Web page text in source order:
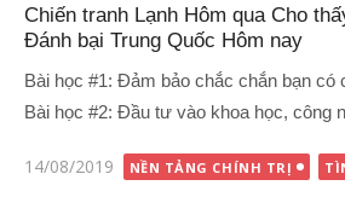
Chiến tranh Lạnh Hôm qua Cho
Đánh bại Trung Quốc Hôm nay
Bài học #1: Đảm bảo chắc chắn bạn có
Bài học #2: Đầu tư vào khoa học, công
Đăng
14/08/2019 NỀN TẢNG CHÍNH TRỊ